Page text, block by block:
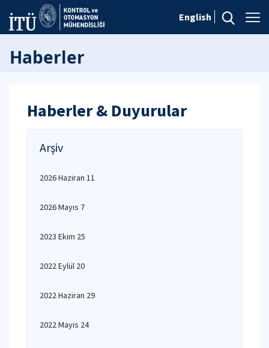
English
Haberler
Haberler & Duyurular
Arşiv
2026 Haziran 11
2026 Mayıs 7
2023 Ekim 25
2022 Eylül 20
2022 Haziran 29
2022 Mayıs 24